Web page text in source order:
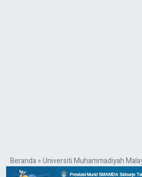
Beranda»Universiti Muhammadiyah